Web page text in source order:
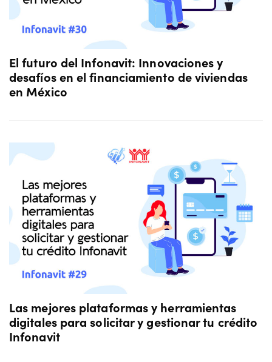
El futuro del Infonavit: Innovaciones y
desafíos en el financiamiento de viviendas
en México
Las mejores plataformas y herramientas
digitales para solicitar y gestionar tu crédito
Infonavit